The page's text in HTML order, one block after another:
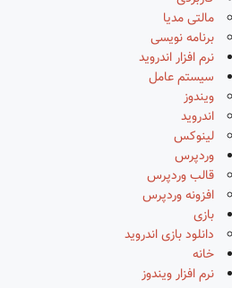
مالتی مدیا
برنامه نویسی
نرم افزار اندروید
سیستم عامل
ویندوز
اندروید
لینوکس
وردپرس
قالب وردپرس
افزونه وردپرس
بازی
دانلود بازی اندروید
خانه
نرم افزار ویندوز